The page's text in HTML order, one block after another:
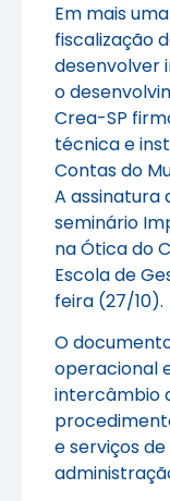
Em mais
fiscalização
desenvolver
o
Crea-SP
técnica e
Contas do
A
seminário
na Ótica do
Escola de
feira (27/10).
O
operacional
intercâmbio
e serviços